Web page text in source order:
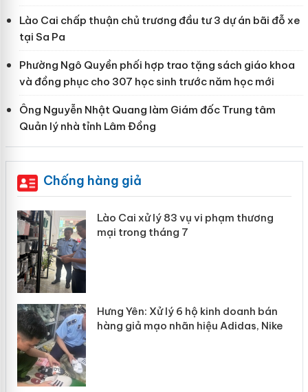
Lào Cai chấp thuận chủ trương đầu tư 3 dự án bãi đỗ xe
tại Sa Pa
Phường Ngô Quyền phối hợp trao tặng sách giáo khoa
và đồng phục cho 307 học sinh trước năm học mới
Ông Nguyễn Nhật Quang làm Giám đốc Trung tâm
Quản lý nhà tỉnh Lâm Đồng
Chống hàng giả
Lào Cai xử lý 83 vụ vi phạm thương
mại trong tháng 7
Hưng Yên: Xử lý 6 hộ kinh doanh bán
hàng giả mạo nhãn hiệu Adidas, Nike